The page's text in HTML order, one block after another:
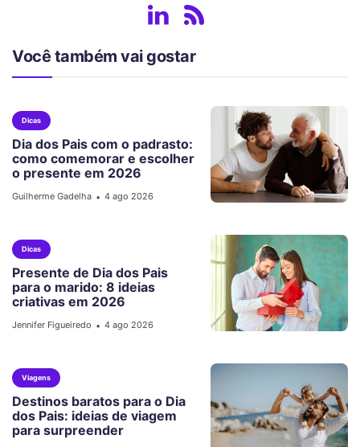
Você também vai gostar
Dicas
Dia dos Pais com o padrasto:
como comemorar e escolher
o presente em 2026
Guilherme Gadelha • 4 ago 2026
Dicas
Presente de Dia dos Pais
para o marido: 8 ideias
criativas em 2026
Jennifer Figueiredo • 4 ago 2026
Viagens
Destinos baratos para o Dia
dos Pais: ideias de viagem
para surpreender